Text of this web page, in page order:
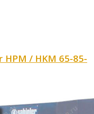
/ HKM 65-85-